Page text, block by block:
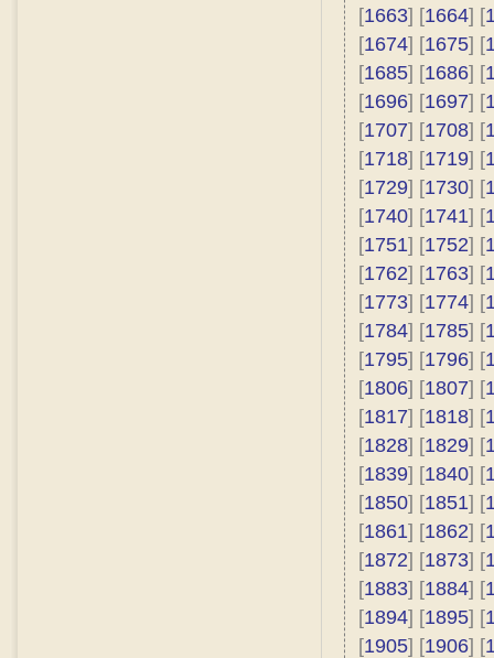
[1663] [1664] [
[1674] [1675] [
[1685] [1686] [
[1696] [1697] [
[1707] [1708] [
[1718] [1719] [
[1729] [1730] [
[1740] [1741] [
[1751] [1752] [
[1762] [1763] [
[1773] [1774] [
[1784] [1785] [
[1795] [1796] [
[1806] [1807] [
[1817] [1818] [
[1828] [1829] [
[1839] [1840] [
[1850] [1851] [
[1861] [1862] [
[1872] [1873] [
[1883] [1884] [
[1894] [1895] [
[1905] [1906] [